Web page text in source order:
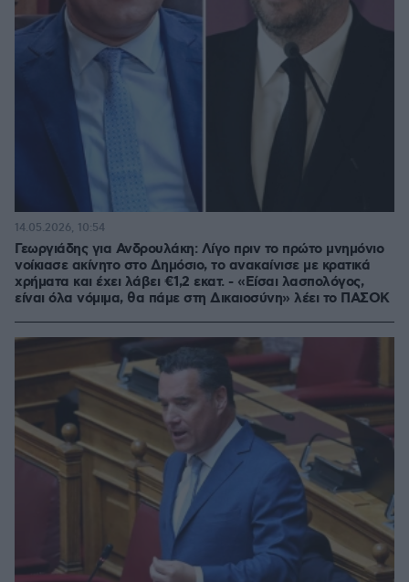
Γεωργιάδης για Ανδρουλάκη: Λίγο πριν το πρώτο μνημόνιο
νοίκιασε ακίνητο στο Δημόσιο, το ανακαίνισε με κρατικά
χρήματα και έχει λάβει €1,2 εκατ. - «Είσαι λασπολόγος,
είναι όλα νόμιμα, θα πάμε στη Δικαιοσύνη» λέει το ΠΑΣΟΚ
14.05.2026, 10:54